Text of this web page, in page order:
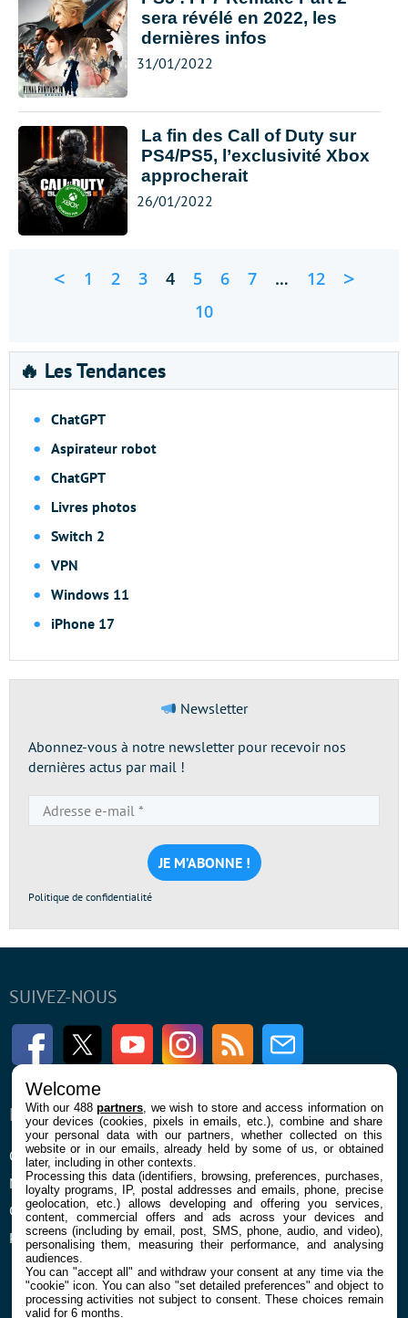
sera révélé en 2022, les
dernières infos
31/01/2022
La fin des Call of Duty sur
PS4/PS5, l’exclusivité Xbox
approcherait
26/01/2022
< 1 2 3 4 5 6 7 … 12 >
10
🔥 Les Tendances
ChatGPT
Aspirateur robot
ChatGPT
Livres photos
Switch 2
VPN
Windows 11
iPhone 17
Newsletter
Abonnez-vous à notre newsletter pour recevoir nos
dernières actus par mail !
e-
mail
*
Politique de confidentialité
SUIVEZ-NOUS
FacebookTwitter Youtube InstagramRSS Newsletter
ENTREPRISE
Qui sommes nous
Mentions légales et CGU
Confidentialité et Cookies
Préférences cookies
À PROPOS
La rédaction
Contact
Welcome
With our 488partners , we wish to store and access information on
your devices (cookies, pixels in emails, etc.), combine and share
your personal data with our partners, whether collected on this
website or in our emails, already held by some of us, or obtained
later, including in other contexts.
Processing this data (identifiers, browsing, preferences, purchases,
loyalty programs, IP, postal addresses and emails, phone, precise
geolocation, etc.) allows developing and offering you services,
content, commercial offers and ads across your devices and
screens (including by email, post, SMS, phone, audio, and video),
personalising them, measuring their performance, and analysing
audiences.
You can "accept all" and withdraw your consent at any time via the
"cookie" icon. You can also "set detailed preferences" and object to
processing activities not subject to consent. These choices remain
valid for 6 months.